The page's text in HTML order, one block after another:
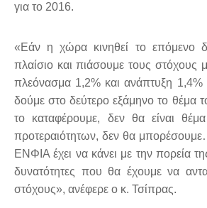
για το 2016.
«Εάν η χώρα κινηθεί το επόμενο
πλαίσιο και πιάσουμε τους στόχους
πλεόνασμα 1,2% και ανάπτυξη
δούμε στο δεύτερο εξάμηνο το θέμα
το καταφέρουμε, δεν θα είναι θέμα
προτεραιότητων, δεν θα
ΕΝΦΙΑ έχει να κάνει με την πορεία
δυνατότητες που θα έχουμε να
στόχους», ανέφερε ο κ. Τσίπρας.